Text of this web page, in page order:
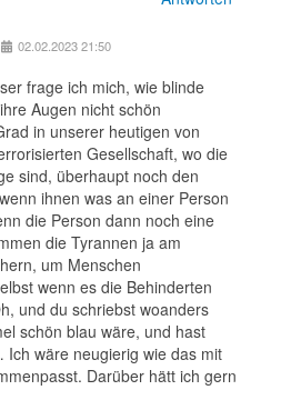
02.02.2023 21:50
frage ich mich, wie blinde
Augen nicht schön
in unserer heutigen von
Gesellschaft, wo die
sind, überhaupt noch den
ihnen was an einer Person
die Person dann noch eine
die Tyrannen ja am
um Menschen
wenn es die Behinderten
und du schriebst woanders
schön blau wäre, und hast
wäre neugierig wie das mit
Darüber hätt ich gern